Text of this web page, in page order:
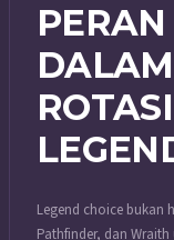
Legend choice bukan
Pathfinder, dan